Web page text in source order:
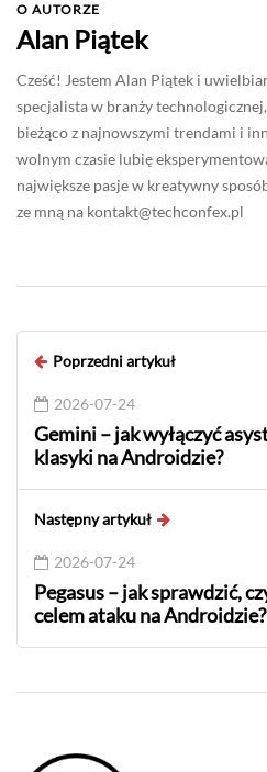
O AUTORZE
Alan Piątek
Cześć! Jestem Alan Piątek i
specjalista w branży
bieżąco z najnowszymi trendami i
wolnym czasie lubię
największe pasje w kreatywny
ze mną na kontakt@techconfex.pl
Poprzedni artykuł
2026-07-24
Gemini – jak wyłączyć
klasyki na Androidzie?
Następny artykuł
2026-07-24
Pegasus – jak sprawdzić,
celem ataku na Androidzie?